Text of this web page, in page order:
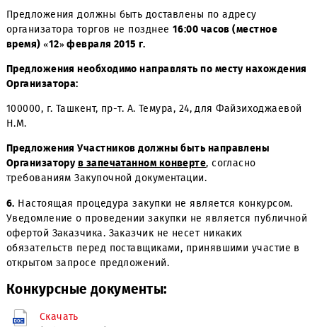
4. Дата начала приема заявок —с момента публикации
уведомления.
5.Срок окончания приема предложений:
Предложения должны быть доставлены по адресу
организатора торгов не позднее 16:00 часов (местное
время) «12» февраля 2015 г.
Предложения необходимо направлять по месту
Организатора:
100000, г. Ташкент, пр-т. А. Темура, 24, для
Н.М.
Предложения Участников должны быть направлены
Организаторув запечатанном конверте , согласно
Уведомление о проведении закупки не является